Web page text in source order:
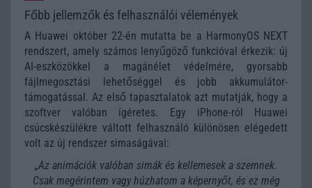
Főbb jellemzők és felhasználói vélemények
A Huawei október 22-én mutatta be a HarmonyOS NEXT
rendszert, amely számos lenyűgöző funkcióval érkezik: új
AI-eszközökkel a magánélet védelmére, gyorsabb
fájlmegosztási lehetőséggel és jobb akkumulátor-
támogatással. Az első tapasztalatok azt mutatják, hogy a
szoftver valóban ígéretes. Egy iPhone-ról Huawei
csúcskészülékre váltott felhasználó különösen elégedett
volt az új rendszer simaságával:
„Az animációk valóban simák és kellemesek a szemnek.
Csak megérintem vagy húzhatom a képernyőt, és ez még